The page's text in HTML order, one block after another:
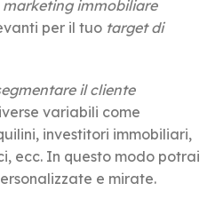
marketing immobiliare
per il tuo target di
il cliente
variabili come
investitori immobiliari,
ecc. In questo modo potrai
e mirate.